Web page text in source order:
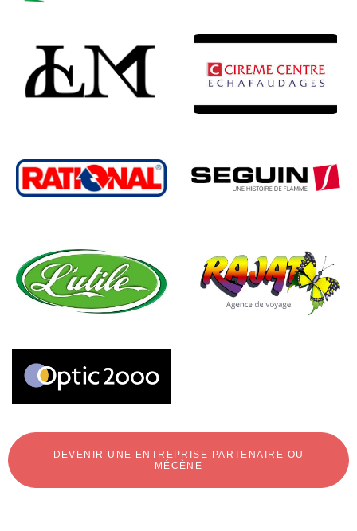
DEVENIR UNE ENTREPRISE PARTENAIRE OU
MÉCÈNE